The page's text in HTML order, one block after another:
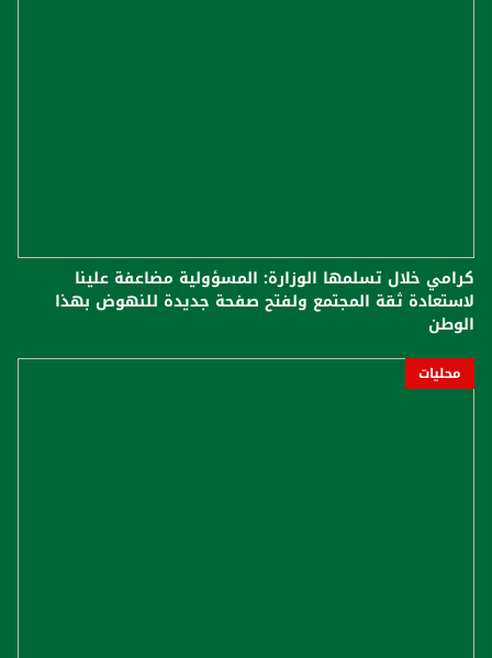
كرامي خلال تسلمها الوزارة: المسؤولية مضاعفة علينا
لاستعادة ثقة المجتمع ولفتح صفحة جديدة للنهوض بهذا
الوطن
محليات